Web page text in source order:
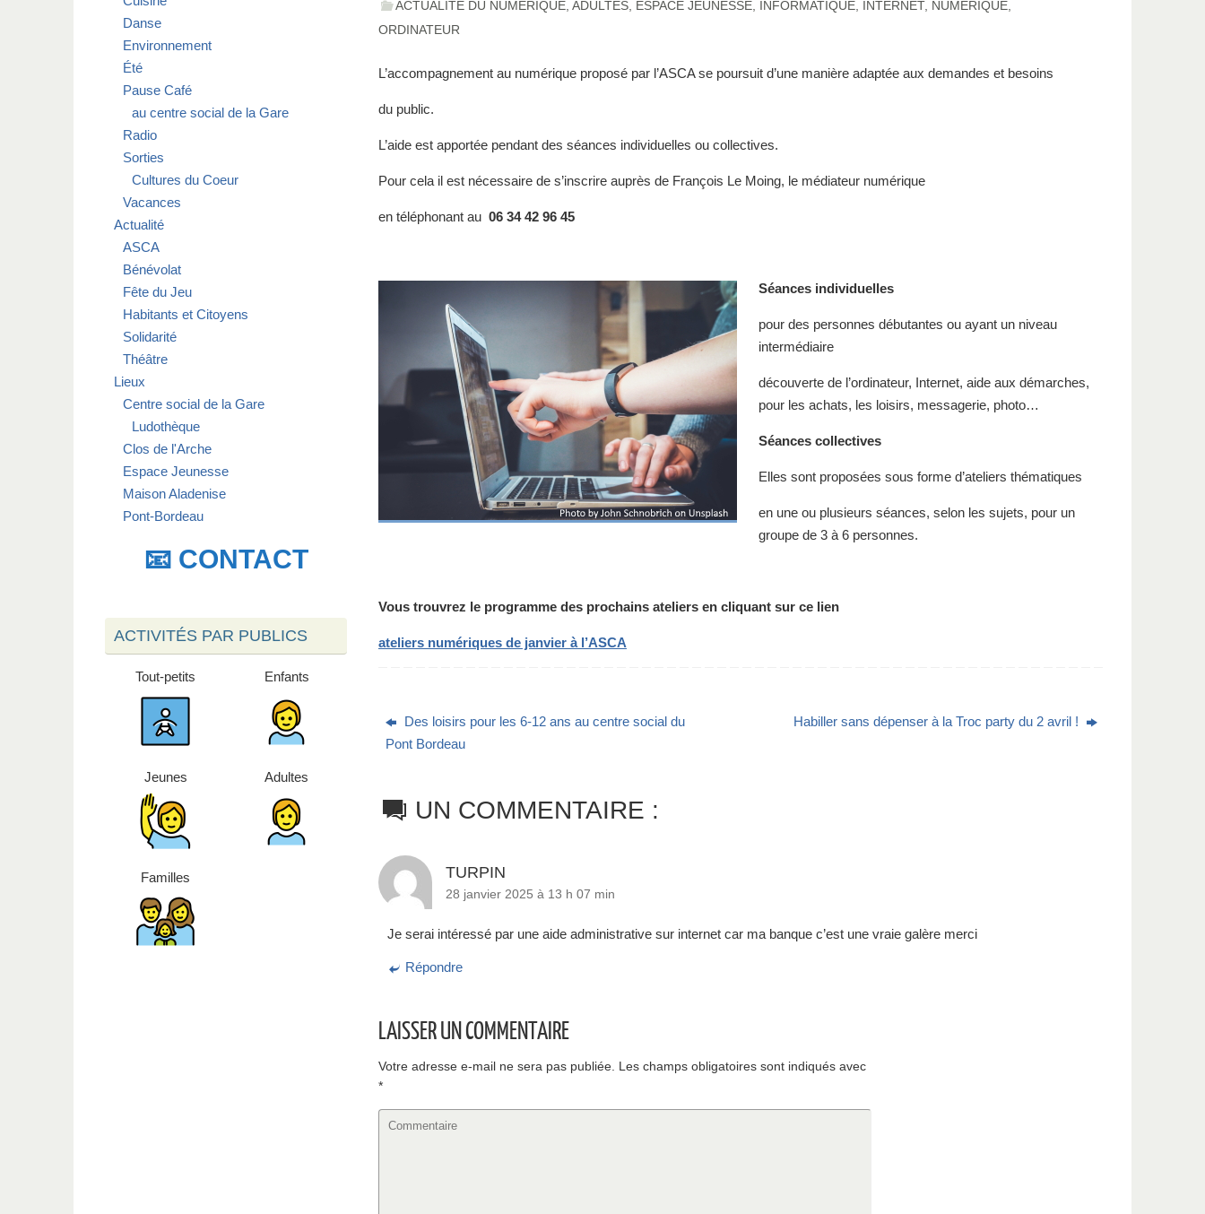
ACTUALITÉ DU NUMÉRIQUE,ADULTES, ESPACE JEUNESSE, INFORMATIQUE, INTERNET, NUMÉRIQUE,
ORDINATEUR
L’accompagnement au numérique proposé par l’ASCA se poursuit d’une manière adaptée aux demandes et besoins
du public.
L’aide est apportée pendant des séances individuelles ou collectives.
Pour cela il est nécessaire de s’inscrire auprès de François Le Moing, le médiateur numérique
en téléphonant au 06 34 42 96 45
Séances individuelles
pour des personnes débutantes ou ayant un niveau
intermédiaire
découverte de l’ordinateur, Internet, aide aux démarches,
pour les achats, les loisirs, messagerie, photo…
Séances collectives
Elles sont proposées sous forme d’ateliers thématiques
en une ou plusieurs séances, selon les sujets, pour un
groupe de 3 à 6 personnes.
Vous trouvrez le programme des prochains ateliers en cliquant sur ce lien
ateliers numériques de janvier à l’ASCA
Des loisirs pour les 6-12 ans au centre social du
Pont Bordeau
Habiller sans dépenser à la Troc party du 2 avril !
UN COMMENTAIRE :
TURPIN
28 janvier 2025 à 13 h 07 min
Je serai intéressé par une aide administrative sur internet car ma banque c’est une vraie galère merci
Répondre
LAISSER UN COMMENTAIRE
Votre adresse e-mail ne sera pas publiée. Les champs obligatoires sont indiqués avec
*
Danse
Environnement
Été
Pause Café
au centre social de la Gare
Radio
Sorties
Cultures du Coeur
Vacances
Actualité
ASCA
Bénévolat
Fête du Jeu
Habitants et Citoyens
Solidarité
Théâtre
Lieux
Centre social de la Gare
Ludothèque
Clos de l'Arche
Espace Jeunesse
Maison Aladenise
Pont-Bordeau
📧 CONTACT
ACTIVITÉS PAR PUBLICS
Tout-petits Enfants
Jeunes Adultes
Familles